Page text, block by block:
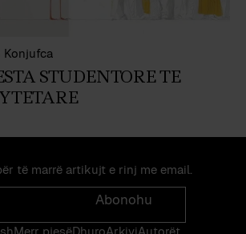
Konjufca
STUDENTORE TE
të marrë artikujt e rinj me email.
Abonohu